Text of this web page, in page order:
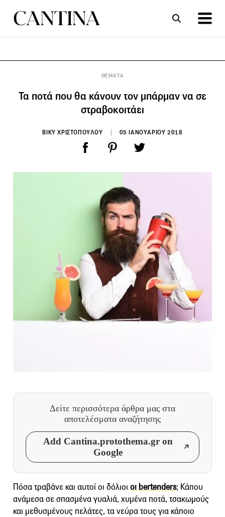
ΘΕΜΑΤΑ
Τα ποτά που θα κάνουν τον μπάρμαν να σε
στραβοκοιτάει
ΒΙΚΥ ΧΡΙΣΤΟΠΟΥΛΟΥ 05 ΙΑΝΟΥΑΡΙΟΥ 2018
Δείτε περισσότερα άρθρα μας στα
αποτελέσματα αναζήτησης
Add Cantina.protothema.gr on
Google
Πόσα τραβάνε και αυτοί οι δόλιοι οι bertenders; Κάπου
ανάμεσα σε σπασμένα γυαλιά, χυμένα ποτά, τσακωμούς
και μεθυσμένους πελάτες, τα νεύρα τους για κάποιο